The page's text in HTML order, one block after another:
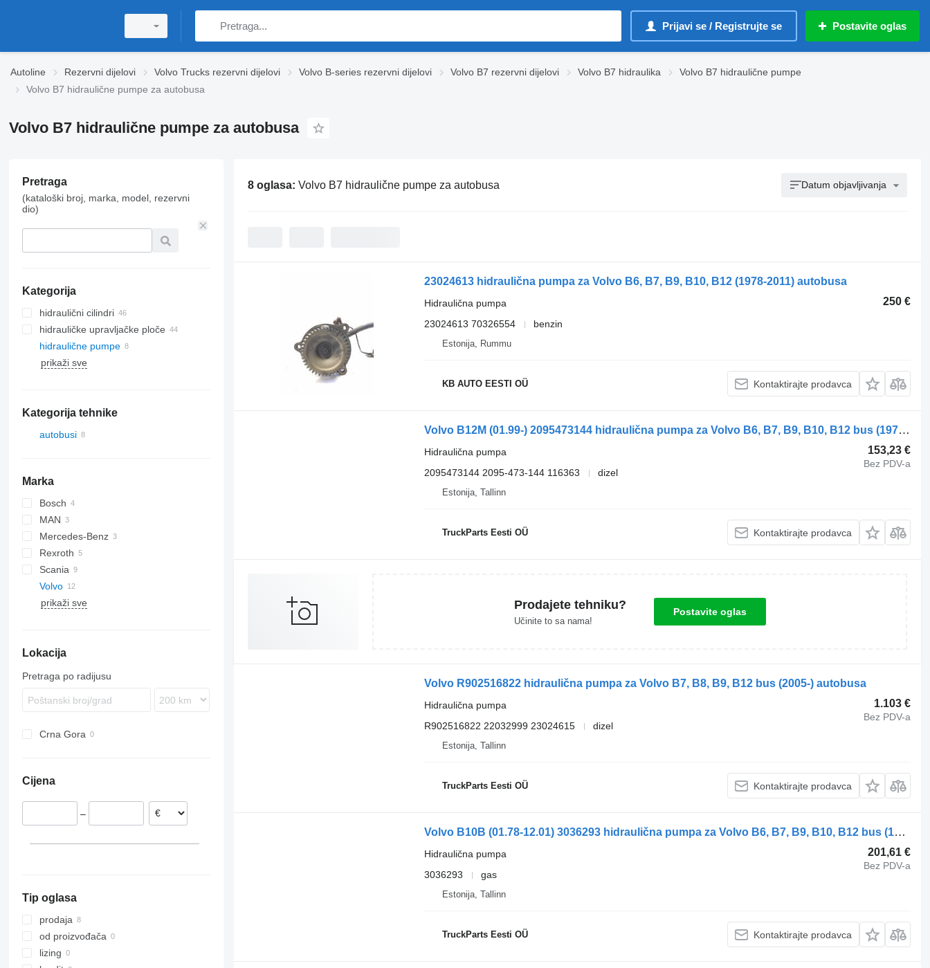
Prijavi se / Registrujte se Postavite oglas
Autoline Rezervni dijelovi Volvo Trucks rezervni dijelovi Volvo B-series rezervni dijelovi Volvo B7 rezervni dijelovi Volvo B7 hidraulika
Volvo B7 hidraulične pumpe
Volvo B7 hidraulične pumpe za autobusa
Volvo B7 hidraulične pumpe za autobusa
Pretraga
(kataloški broj, marka, model, rezervni
dio)
Kategorija
hidraulični cilindri
hidrauličke upravljačke ploče
hidraulične pumpe
prikaži sve
Kategorija tehnike
autobusi
Marka
Bosch
MAN
A-series
Lion's series
Mercedes-Benz
Citaro
Rexroth
Scania
K-series
Alpino
Urbino
Volvo
B-series
prikaži sve
Lokacija
Pretraga po radijusu
Crna Gora
Cijena
–
Tip oglasa
prodaja
od proizvođača
lizing
8 oglasa: Volvo B7 hidraulične pumpe za autobusa Datum objavljivanja
23024613 hidraulična pumpa za Volvo B6, B7, B9, B10, B12 (1978-2011) autobusa
250 €
Hidraulična pumpa
23024613 70326554
benzin
Estonija, Rummu
KB AUTO EESTI OÜ Kontaktirajte prodavca
Volvo B12M (01.99-) 2095473144 hidraulična pumpa za Volvo B6, B7, B9, B10, B12 bus (1978-2011) autobusa
153,23 €
Bez PDV-a
Hidraulična pumpa
2095473144 2095-473-144 116363
dizel
Estonija, Tallinn
TruckParts Eesti OÜ Kontaktirajte prodavca
Prodajete tehniku?
Učinite to sa nama!
Postavite oglas
Volvo R902516822 hidraulična pumpa za Volvo B7, B8, B9, B12 bus (2005-) autobusa
1.103 €
Bez PDV-a
Hidraulična pumpa
R902516822 22032999 23024615
dizel
Estonija, Tallinn
TruckParts Eesti OÜ Kontaktirajte prodavca
Volvo B10B (01.78-12.01) 3036293 hidraulična pumpa za Volvo B6, B7, B9, B10, B12 bus (1978-2011) autobusa
201,61 €
Bez PDV-a
Hidraulična pumpa
3036293
gas
Estonija, Tallinn
TruckParts Eesti OÜ Kontaktirajte prodavca